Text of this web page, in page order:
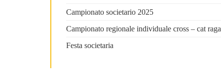
Campionato societario 2025
Campionato regionale individuale cross – cat
Festa societaria